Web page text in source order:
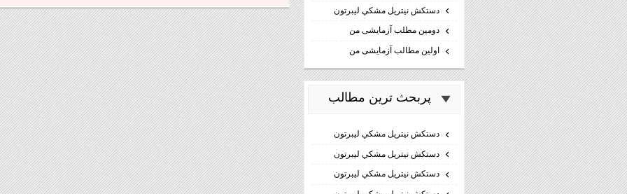
دستكش نيتريل مشكي ليبرتون
دومین مطلب آزمایشی من
اولین مطالب آزمایشی من
پربحث ترين مطالب
دستكش نيتريل مشكي ليبرتون
دستكش نيتريل مشكي ليبرتون
دستكش نيتريل مشكي ليبرتون